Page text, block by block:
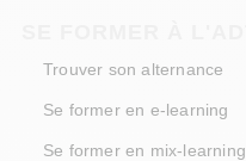
Trouver son alternance
Se former en e-learning
Se former en mix-learning